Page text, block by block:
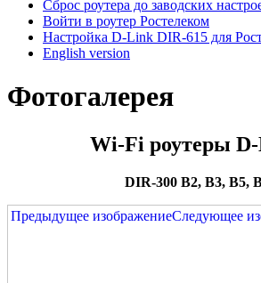
Сброс роутера до заводских
Войти в роутер Ростелеком
Настройка D-Link DIR-615 для
English version
Фотогалерея
Wi-Fi роутеры
DIR-300 B2, B3, B5,
Предыдущее изображениеСледующее